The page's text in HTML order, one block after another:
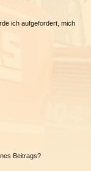
ich aufgefordert, mich
Beitrags?